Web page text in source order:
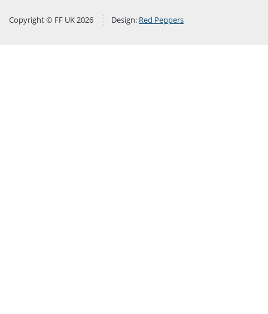
Copyright © FF UK 2026 Design: Red Peppers